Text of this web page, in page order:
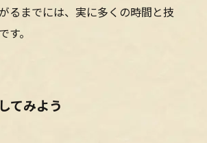
るまでには、実に多くの時間と技
。
てみよう